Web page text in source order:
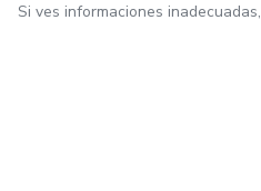
Si ves informaciones inadecuadas,